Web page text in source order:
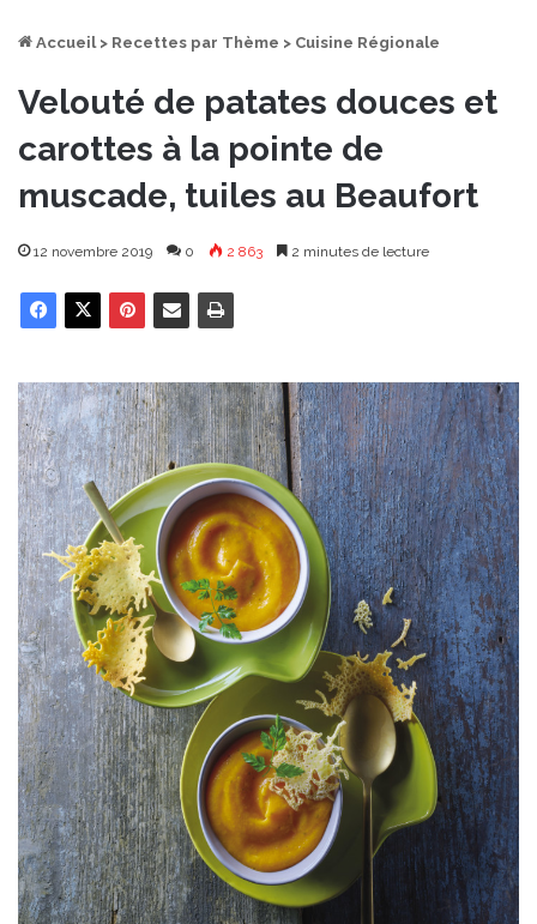
Accueil > Recettes par Thème > Cuisine Régionale
Velouté de patates douces et
carottes à la pointe de
muscade, tuiles au Beaufort
12 novembre 2019 0 2 863 2 minutes de lecture